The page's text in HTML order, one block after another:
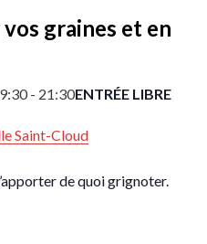
graines et en
- 21:30ENTRÉE LIBRE
Saint-Cloud
de quoi grignoter.